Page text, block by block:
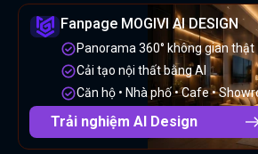
Fanpage MOGIVI AI DESIGN
Panorama 360° không gian thật
Cải tạo nội thất bằng AI
Căn hộ • Nhà phố • Cafe •
Trải nghiệm AI Design